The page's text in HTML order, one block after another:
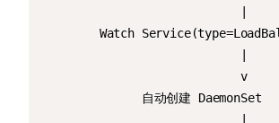
Watch
                            v
              自动创建 DaemonSet